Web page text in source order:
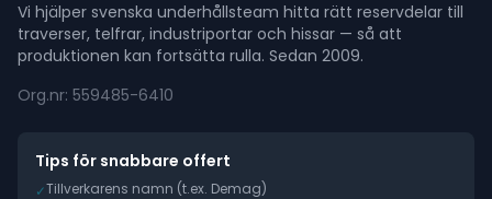
Vi hjälper svenska underhållsteam hitta rätt reservdelar till
traverser, telfrar, industriportar och hissar — så att
produktionen kan fortsätta rulla. Sedan 2009.
Org.nr: 559485-6410
Tips för snabbare offert
✓Tillverkarens namn (t.ex. Demag)